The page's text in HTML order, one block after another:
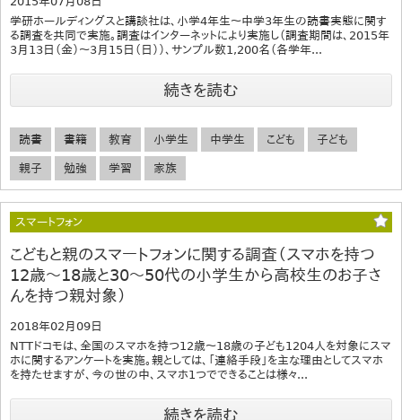
学研ホールディングスと講談社は、小学4年生～中学3年生の読書実態に関す
る調査を共同で実施。調査はインターネットにより実施し（調査期間は、2015年
3月13日（金）～3月15日（日））、サンプル数1,200名（各学年...
続きを読む
読書 書籍 教育 小学生 中学生 こども 子ども
親子 勉強 学習 家族
スマートフォン
こどもと親のスマートフォンに関する調査（スマホを持つ
12歳～18歳と30～50代の小学生から高校生のお子さ
んを持つ親対象）
2018年02月09日
NTTドコモは、全国のスマホを持つ12歳～18歳の子ども1204人を対象にスマ
ホに関するアンケートを実施。親としては、「連絡手段」を主な理由としてスマホ
を持たせますが、今の世の中、スマホ1つでできることは様々...
続きを読む